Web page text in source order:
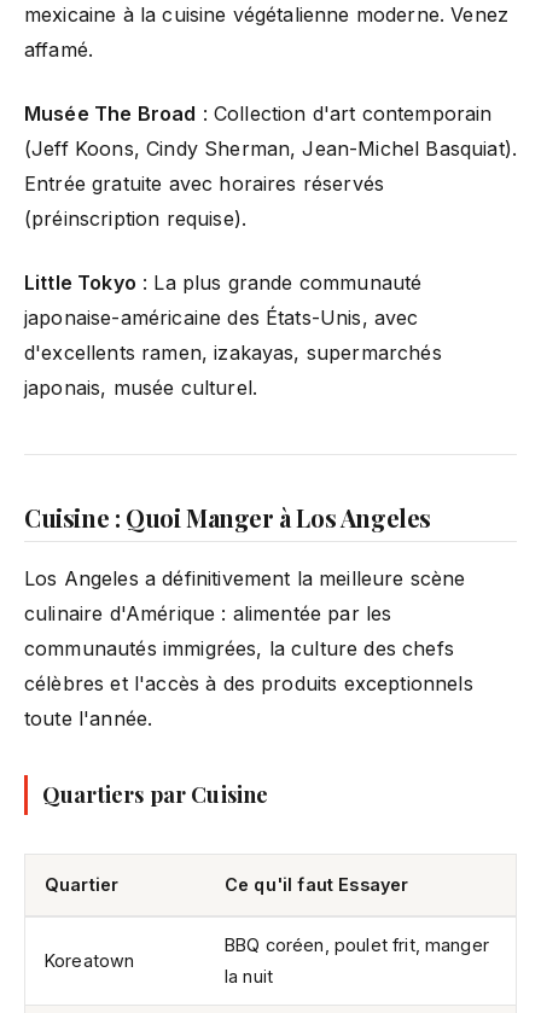
mexicaine à la cuisine végétalienne moderne. Venez
affamé.
Musée The Broad : Collection d'art contemporain
(Jeff Koons, Cindy Sherman, Jean-Michel Basquiat).
Entrée gratuite avec horaires réservés
(préinscription requise).
Little Tokyo : La plus grande communauté
japonaise-américaine des États-Unis, avec
d'excellents ramen, izakayas, supermarchés
japonais, musée culturel.
Cuisine : Quoi Manger à Los Angeles
Los Angeles a définitivement la meilleure scène
culinaire d'Amérique : alimentée par les
communautés immigrées, la culture des chefs
célèbres et l'accès à des produits exceptionnels
toute l'année.
Quartiers par Cuisine
Quartier Ce qu'il faut Essayer
Koreatown
BBQ coréen, poulet frit, manger
la nuit